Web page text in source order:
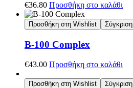
€36.80 Προσθήκη στο καλάθι
Προσθήκη στη Wishlist Σύγκριση
B-100 Complex
€43.00 Προσθήκη στο καλάθι
Προσθήκη στη Wishlist Σύγκριση